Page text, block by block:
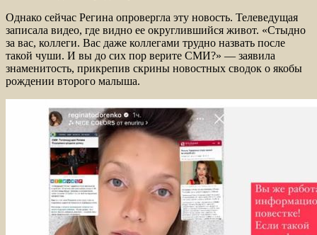
Однако сейчас Регина опровергла эту новость. Телеведущая
записала видео, где видно ее округлившийся живот. «Стыдно
за вас, коллеги. Вас даже коллегами трудно назвать после
такой чуши. И вы до сих пор верите СМИ?» — заявила
знаменитость, прикрепив скрины новостных сводок о якобы
рождении второго малыша.